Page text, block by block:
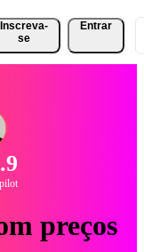
Inscreva-
se
Entrar
preços